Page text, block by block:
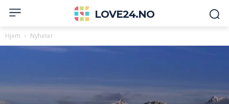
LOVE24.NO
Hjem Nyheter